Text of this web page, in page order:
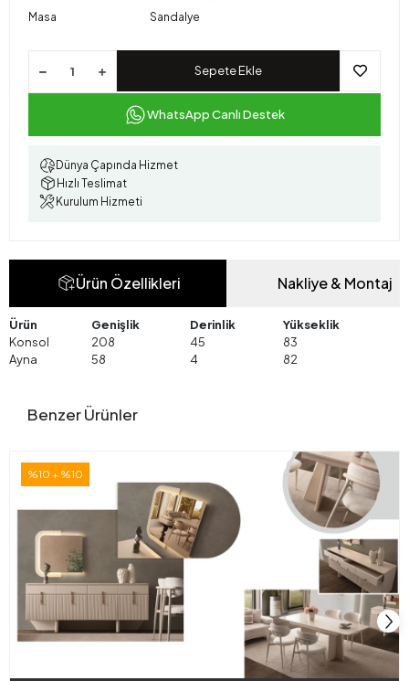
Masa Sandalye
Sepete Ekle
WhatsApp Canlı Destek
Dünya Çapında Hizmet
Hızlı Teslimat
Kurulum Hizmeti
Ürün Özellikleri Nakliye & Montaj
Ürün Genişlik Derinlik
Yükseklik
Konsol
208 45
83
Ayna
58 4 82
Benzer Ürünler
%10 + %10